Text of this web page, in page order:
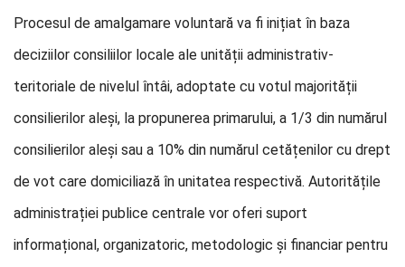
Procesul de amalgamare voluntară va fi inițiat în baza
deciziilor consiliilor locale ale unității administrativ-
teritoriale de nivelul întâi, adoptate cu votul majorității
consilierilor aleși, la propunerea primarului, a 1/3 din numărul
consilierilor aleși sau a 10% din numărul cetățenilor cu drept
de vot care domiciliază în unitatea respectivă. Autoritățile
administrației publice centrale vor oferi suport
informațional, organizatoric, metodologic și financiar pentru